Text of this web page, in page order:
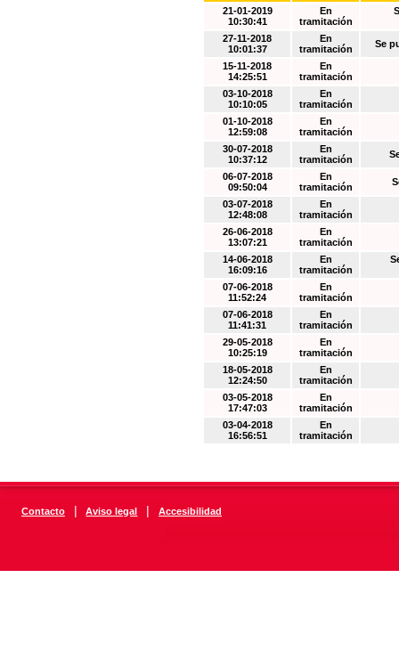
21-01-2019
10:30:41
En
tramitación
27-11-2018
10:01:37
En
tramitación
Se
15-11-2018
14:25:51
En
tramitación
03-10-2018
10:10:05
En
tramitación
01-10-2018
12:59:08
En
tramitación
30-07-2018
10:37:12
En
tramitación
06-07-2018
09:50:04
En
tramitación
03-07-2018
12:48:08
En
tramitación
26-06-2018
13:07:21
En
tramitación
14-06-2018
16:09:16
En
tramitación
07-06-2018
11:52:24
En
tramitación
07-06-2018
11:41:31
En
tramitación
29-05-2018
10:25:19
En
tramitación
18-05-2018
12:24:50
En
tramitación
03-05-2018
17:47:03
En
tramitación
03-04-2018
16:56:51
En
tramitación
Contacto | Aviso legal | Accesibilidad